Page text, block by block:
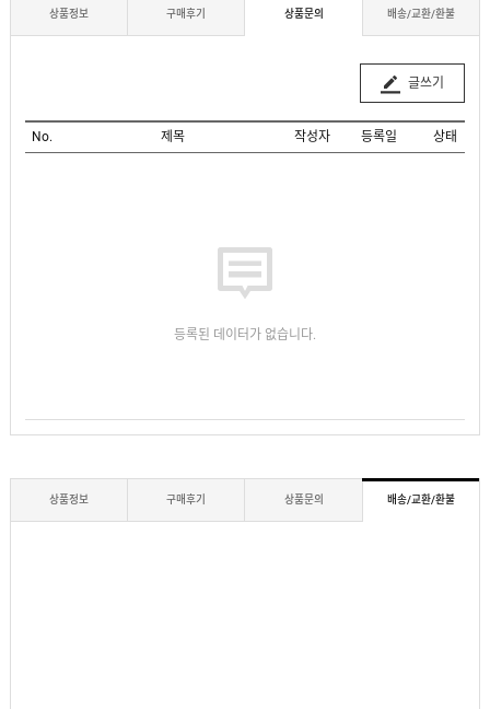
상품정보 구매후기 상품문의 배송/교환/환불
글쓰기
No. 제목 작성자 등록일 상태
등록된 데이터가 없습니다.
상품정보 구매후기 상품문의 배송/교환/환불